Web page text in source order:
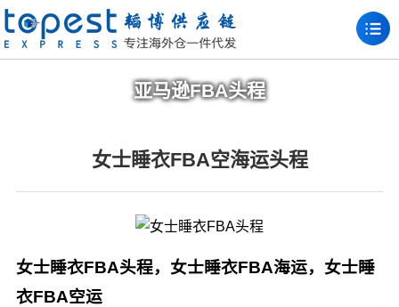
亚马逊FBA头程
女士睡衣FBA空海运头程
女士睡衣FBA头程，女士睡衣FBA海运，女士睡
衣FBA空运